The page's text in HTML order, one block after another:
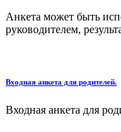
Анкета может быть
руководителем,
Входная анкета для родителей.
Входная анкета для